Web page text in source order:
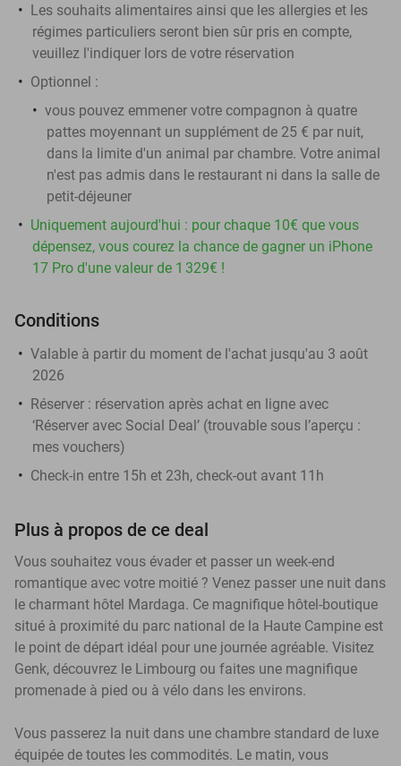
Les souhaits alimentaires ainsi que les allergies et les
régimes particuliers seront bien sûr pris en compte,
veuillez l'indiquer lors de votre réservation
Optionnel :
vous pouvez emmener votre compagnon à quatre
pattes moyennant un supplément de 25 € par nuit,
dans la limite d'un animal par chambre. Votre animal
n'est pas admis dans le restaurant ni dans la salle de
petit-déjeuner
Uniquement aujourd'hui : pour chaque 10€ que vous
dépensez, vous courez la chance de gagner un iPhone
17 Pro d'une valeur de 1 329€ !
Conditions
Valable à partir du moment de l'achat jusqu'au 3 août
2026
Réserver : réservation après achat en ligne avec
‘Réserver avec Social Deal’ (trouvable sous l’aperçu :
mes vouchers)
Check-in entre 15h et 23h, check-out avant 11h
Plus à propos de ce deal
Vous souhaitez vous évader et passer un week-end
romantique avec votre moitié ? Venez passer une nuit dans
le charmant hôtel Mardaga. Ce magnifique hôtel-boutique
situé à proximité du parc national de la Haute Campine est
le point de départ idéal pour une journée agréable. Visitez
Genk, découvrez le Limbourg ou faites une magnifique
promenade à pied ou à vélo dans les environs.
Vous passerez la nuit dans une chambre standard de luxe
équipée de toutes les commodités. Le matin, vous